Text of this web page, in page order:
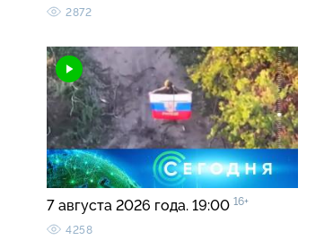
2872
7 августа 2026 года. 19:00 16+
4258